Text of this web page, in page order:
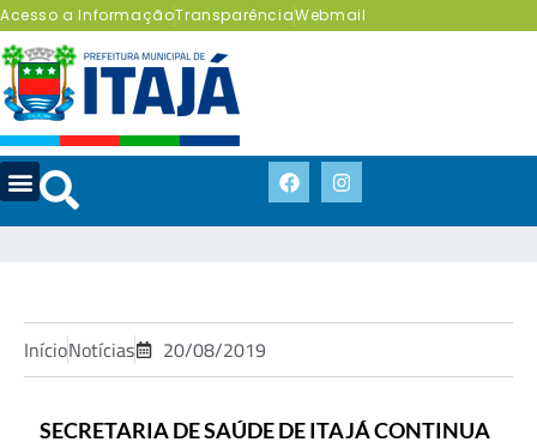
Acesso a InformaçãoTransparênciaWebmail
InícioNotícias 20/08/2019
SECRETARIA DE SAÚDE DE ITAJÁ CONTINUA